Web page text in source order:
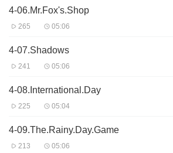
4-06.Mr.Fox's.Shop
265 05:06
4-07.Shadows
241 05:06
4-08.International.Day
225 05:04
4-09.The.Rainy.Day.Game
213 05:06